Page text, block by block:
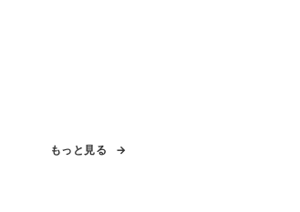
もっと見る